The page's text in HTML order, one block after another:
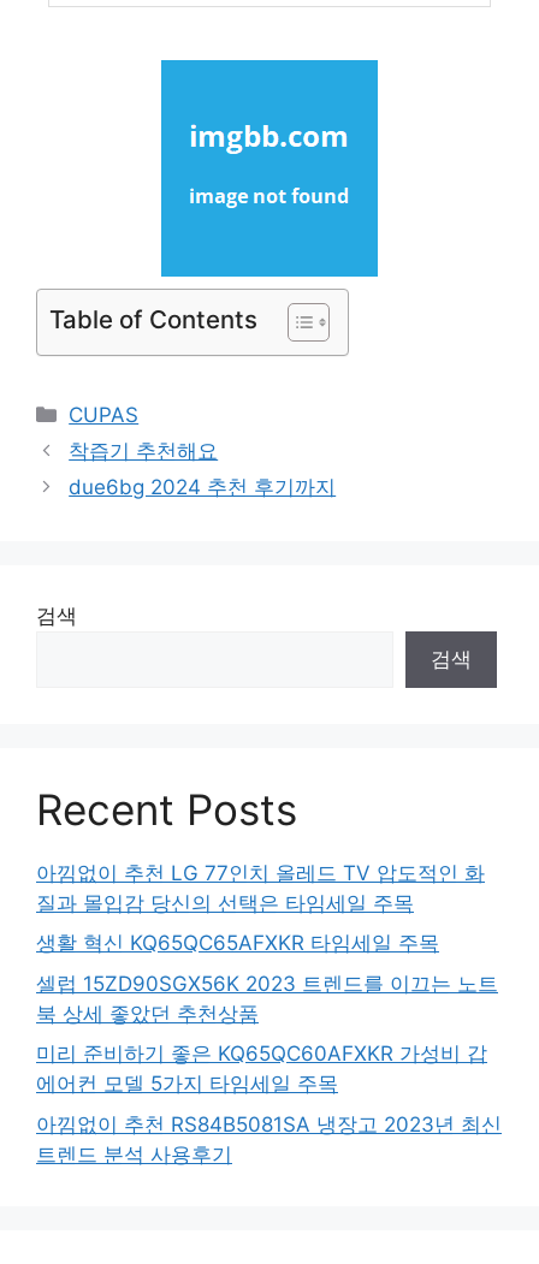
Table of Contents
Categories
CUPAS
착즙기 추천해요
due6bg 2024 추천 후기까지
검색
검색
Recent Posts
아낌없이 추천 LG 77인치 올레드 TV 압도적인 화
질과 몰입감 당신의 선택은 타임세일 주목
생활 혁신 KQ65QC65AFXKR 타임세일 주목
셀럽 15ZD90SGX56K 2023 트렌드를 이끄는 노트
북 상세 좋았던 추천상품
미리 준비하기 좋은 KQ65QC60AFXKR 가성비 갑
에어컨 모델 5가지 타임세일 주목
아낌없이 추천 RS84B5081SA 냉장고 2023년 최신
트렌드 분석 사용후기